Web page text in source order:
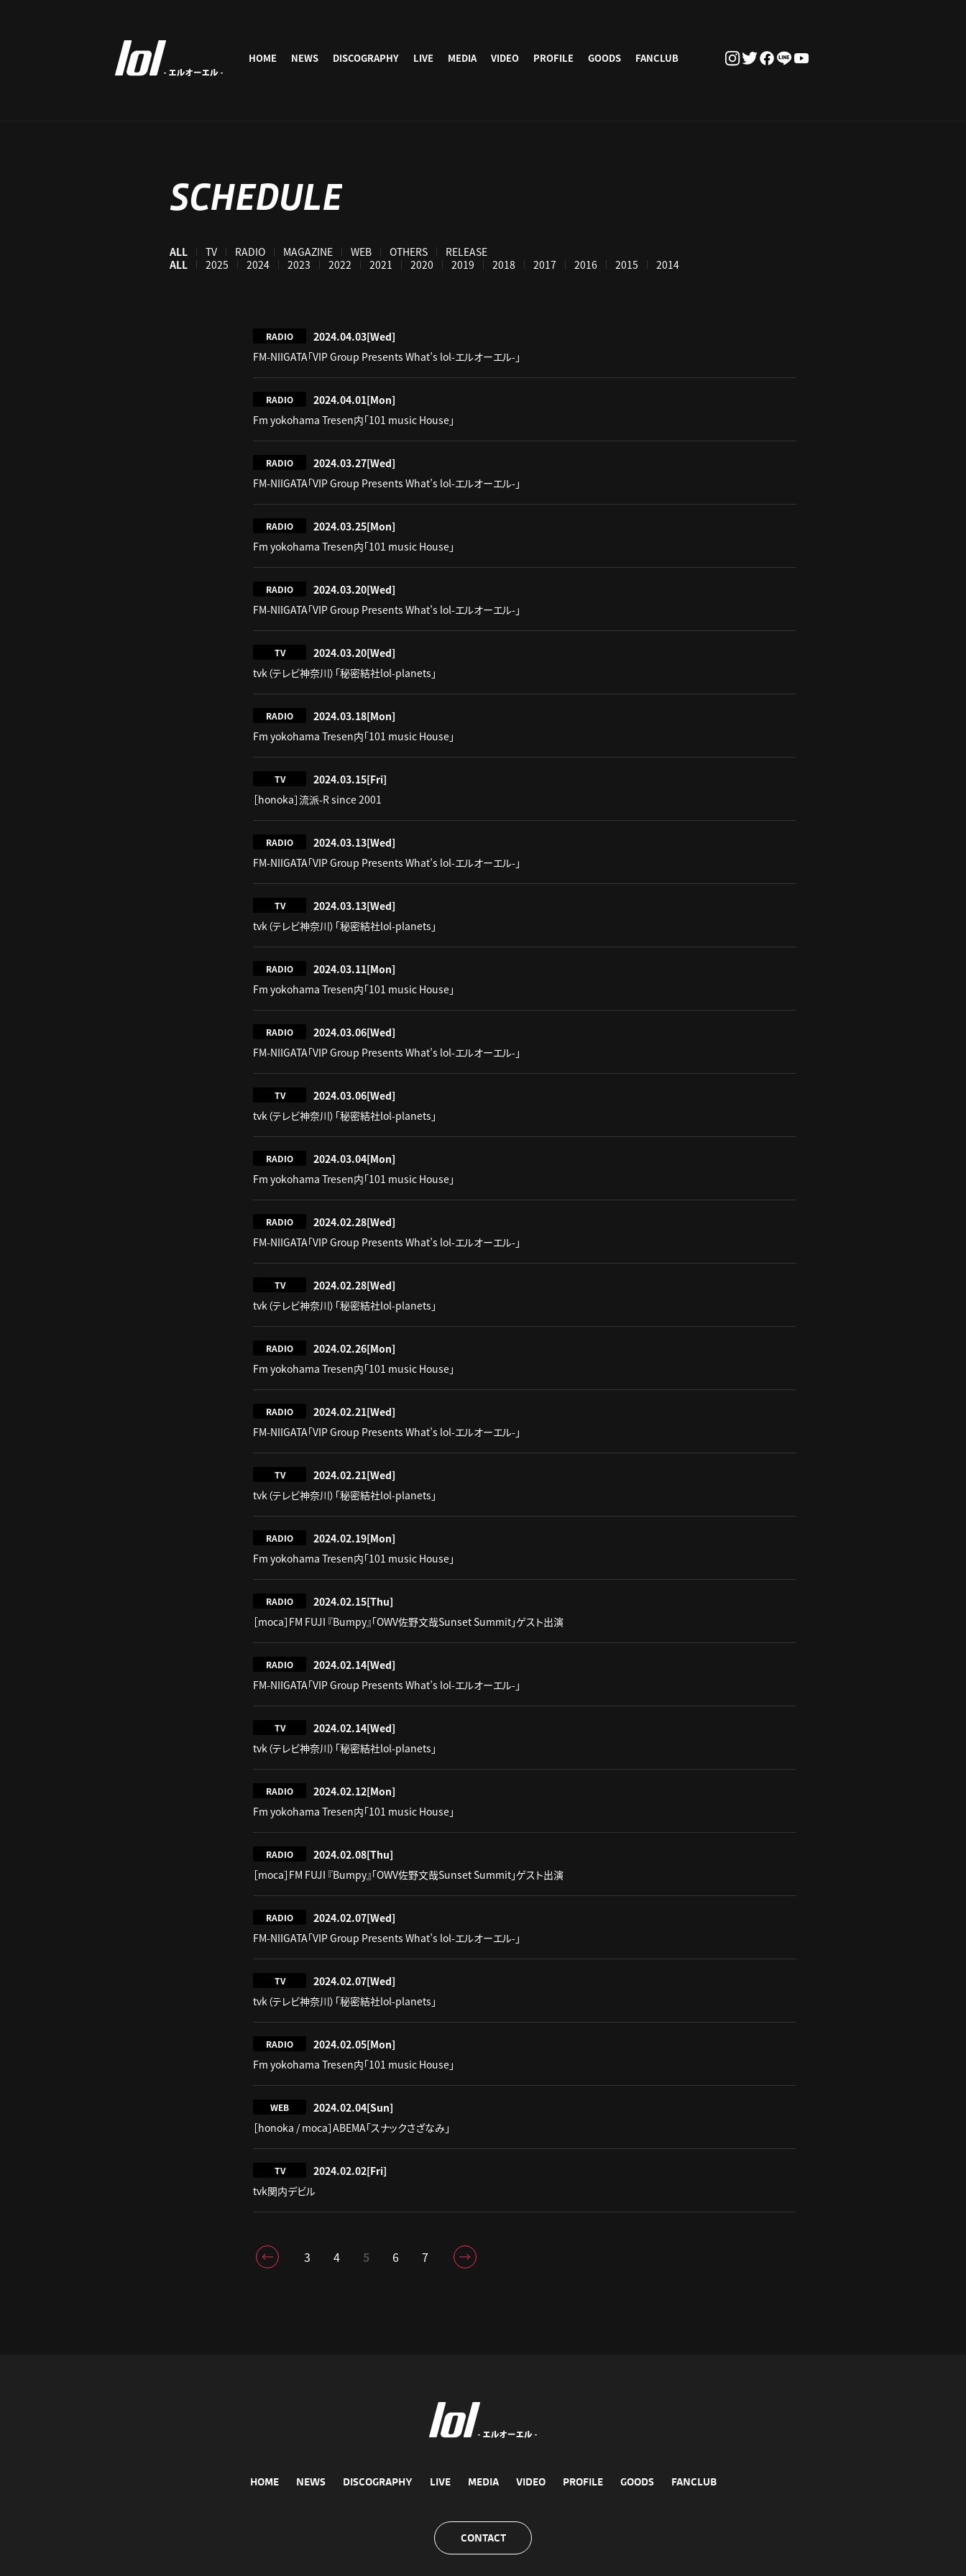
HOME NEWS DISCOGRAPHY LIVE MEDIA VIDEO PROFILE GOODS FANCLUB
SCHEDULE
ALL TV RADIO MAGAZINE WEB OTHERS
RELEASE
ALL
2025 2024 2023 2022 2021 2020 2019 2018 2017 2016 2015 2014
RADIO 2024.04.03[Wed]
FM-NIIGATA「VIP Group Presents What’s lol-エルオーエル-」
RADIO 2024.04.01[Mon]
Fm yokohama Tresen内「101 music House」
RADIO 2024.03.27[Wed]
FM-NIIGATA「VIP Group Presents What’s lol-エルオーエル-」
RADIO 2024.03.25[Mon]
Fm yokohama Tresen内「101 music House」
RADIO 2024.03.20[Wed]
FM-NIIGATA「VIP Group Presents What’s lol-エルオーエル-」
TV 2024.03.20[Wed]
tvk（テレビ神奈川）「秘密結社lol-planets」
RADIO 2024.03.18[Mon]
Fm yokohama Tresen内「101 music House」
TV 2024.03.15[Fri]
［honoka］流派-R since 2001
RADIO 2024.03.13[Wed]
FM-NIIGATA「VIP Group Presents What’s lol-エルオーエル-」
TV 2024.03.13[Wed]
tvk（テレビ神奈川）「秘密結社lol-planets」
RADIO 2024.03.11[Mon]
Fm yokohama Tresen内「101 music House」
RADIO 2024.03.06[Wed]
FM-NIIGATA「VIP Group Presents What’s lol-エルオーエル-」
TV 2024.03.06[Wed]
tvk（テレビ神奈川）「秘密結社lol-planets」
RADIO 2024.03.04[Mon]
Fm yokohama Tresen内「101 music House」
RADIO 2024.02.28[Wed]
FM-NIIGATA「VIP Group Presents What’s lol-エルオーエル-」
TV 2024.02.28[Wed]
tvk（テレビ神奈川）「秘密結社lol-planets」
RADIO 2024.02.26[Mon]
Fm yokohama Tresen内「101 music House」
RADIO 2024.02.21[Wed]
FM-NIIGATA「VIP Group Presents What’s lol-エルオーエル-」
TV 2024.02.21[Wed]
tvk（テレビ神奈川）「秘密結社lol-planets」
RADIO 2024.02.19[Mon]
Fm yokohama Tresen内「101 music House」
RADIO 2024.02.15[Thu]
［moca］FM FUJI 『Bumpy』「OWV佐野文哉Sunset Summit」ゲスト出演
RADIO 2024.02.14[Wed]
FM-NIIGATA「VIP Group Presents What’s lol-エルオーエル-」
TV 2024.02.14[Wed]
tvk（テレビ神奈川）「秘密結社lol-planets」
RADIO 2024.02.12[Mon]
Fm yokohama Tresen内「101 music House」
RADIO 2024.02.08[Thu]
［moca］FM FUJI 『Bumpy』「OWV佐野文哉Sunset Summit」ゲスト出演
RADIO 2024.02.07[Wed]
FM-NIIGATA「VIP Group Presents What’s lol-エルオーエル-」
TV 2024.02.07[Wed]
tvk（テレビ神奈川）「秘密結社lol-planets」
RADIO 2024.02.05[Mon]
Fm yokohama Tresen内「101 music House」
WEB 2024.02.04[Sun]
［honoka / moca］ABEMA「スナックさざなみ」
TV 2024.02.02[Fri]
tvk関内デビル
3 4 5 6 7
HOME NEWS DISCOGRAPHY LIVE MEDIA VIDEO PROFILE GOODS FANCLUB
CONTACT